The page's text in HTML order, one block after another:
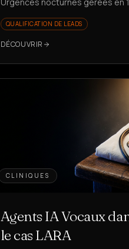
QUALIFICATION DE LEADS
DÉCOUVRIR
CLINIQUES
Agents IA Vocaux
le cas LARA